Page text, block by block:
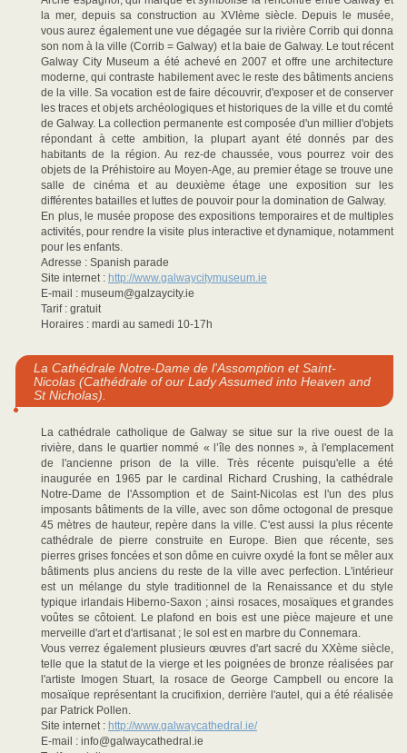
la mer, depuis sa construction au XVIème siècle. Depuis le musée,
vous aurez également une vue dégagée sur la rivière Corrib qui donna
son nom à la ville (Corrib = Galway) et la baie de Galway. Le tout récent
Galway City Museum a été achevé en 2007 et offre une architecture
moderne, qui contraste habilement avec le reste des bâtiments anciens
de la ville. Sa vocation est de faire découvrir, d'exposer et de conserver
les traces et objets archéologiques et historiques de la ville et du comté
de Galway. La collection permanente est composée d'un millier d'objets
répondant à cette ambition, la plupart ayant été donnés par des
habitants de la région. Au rez-de chaussée, vous pourrez voir des
objets de la Préhistoire au Moyen-Age, au premier étage se trouve une
salle de cinéma et au deuxième étage une exposition sur les
différentes batailles et luttes de pouvoir pour la domination de Galway.
En plus, le musée propose des expositions temporaires et de multiples
activités, pour rendre la visite plus interactive et dynamique, notamment
pour les enfants.
Adresse : Spanish parade
Site internet : http://www.galwaycitymuseum.ie
E-mail : museum@galzaycity.ie
Tarif : gratuit
Horaires : mardi au samedi 10-17h
La Cathédrale Notre-Dame de l'Assomption et Saint-
Nicolas (Cathédrale of our Lady Assumed into Heaven and
St Nicholas).
La cathédrale catholique de Galway se situe sur la rive ouest de la
rivière, dans le quartier nommé « l’île des nonnes », à l'emplacement
de l'ancienne prison de la ville. Très récente puisqu'elle a été
inaugurée en 1965 par le cardinal Richard Crushing, la cathédrale
Notre-Dame de l'Assomption et de Saint-Nicolas est l'un des plus
imposants bâtiments de la ville, avec son dôme octogonal de presque
45 mètres de hauteur, repère dans la ville. C'est aussi la plus récente
cathédrale de pierre construite en Europe. Bien que récente, ses
pierres grises foncées et son dôme en cuivre oxydé la font se mêler aux
bâtiments plus anciens du reste de la ville avec perfection. L'intérieur
est un mélange du style traditionnel de la Renaissance et du style
typique irlandais Hiberno-Saxon ; ainsi rosaces, mosaïques et grandes
voûtes se côtoient. Le plafond en bois est une pièce majeure et une
merveille d'art et d'artisanat ; le sol est en marbre du Connemara.
Vous verrez également plusieurs œuvres d'art sacré du XXème siècle,
telle que la statut de la vierge et les poignées de bronze réalisées par
l'artiste Imogen Stuart, la rosace de George Campbell ou encore la
mosaïque représentant la crucifixion, derrière l'autel, qui a été réalisée
par Patrick Pollen.
Site internet : http://www.galwaycathedral.ie/
E-mail : info@galwaycathedral.ie